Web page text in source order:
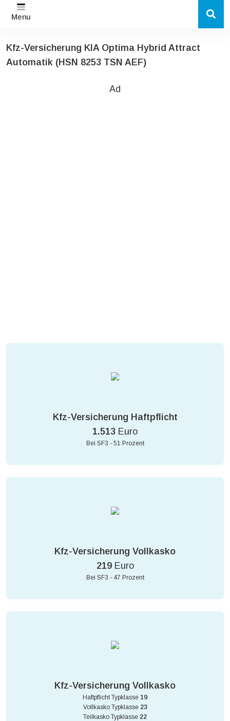
Menu
Kfz-Versicherung KIA Optima Hybrid Attract
Automatik (HSN 8253 TSN AEF)
Ad
Kfz-Versicherung Haftpflicht
1.513 Euro
Bei SF3 - 51 Prozent
Kfz-Versicherung Vollkasko
219Euro
Bei SF3 - 47 Prozent
Kfz-Versicherung Vollkasko
Haftpflicht Typklasse 19
Vollkasko Typklasse 23
Teilkasko Typklasse 22